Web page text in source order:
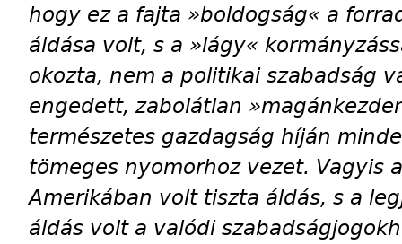
hogy ez a fajta »boldogság« a
áldása volt, s a »lágy«
okozta, nem a politikai szabadság
engedett, zabolátlan
természetes gaz­dagság híján
tömeges nyomorhoz vezet. Vagyis
Amerikában volt tiszta áldás, s a
áldás volt a valódi